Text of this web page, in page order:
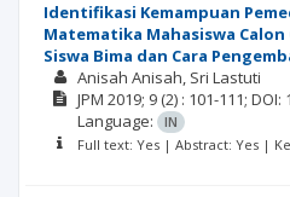
Identifikasi Kemampuan
Matematika Mahasiswa Calon
Siswa Bima dan Cara
Anisah Anisah Sri Lastuti
JPM 2019; 9 (2) : 101-111; DOI:
Language:
IN
Full text: Yes | Abstract: Yes |